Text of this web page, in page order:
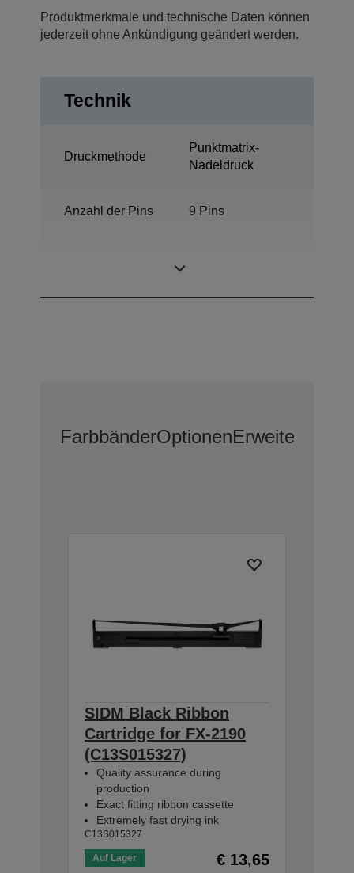
Produktmerkmale und technische Daten können
jederzeit ohne Ankündigung geändert werden.
Technik
Druckmethode
Punktmatrix-
Nadeldruck
Anzahl der Pins 9 Pins
FarbbänderOptionenErweiterte
SIDM Black Ribbon
Cartridge for FX-2190
(C13S015327)
Quality assurance during
production
Exact fitting ribbon cassette
Extremely fast drying ink
C13S015327
Auf Lager € 13,65